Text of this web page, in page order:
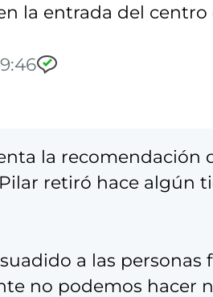
la entrada del centro
la recomendación
retiró hace algún
a las
no podemos hacer